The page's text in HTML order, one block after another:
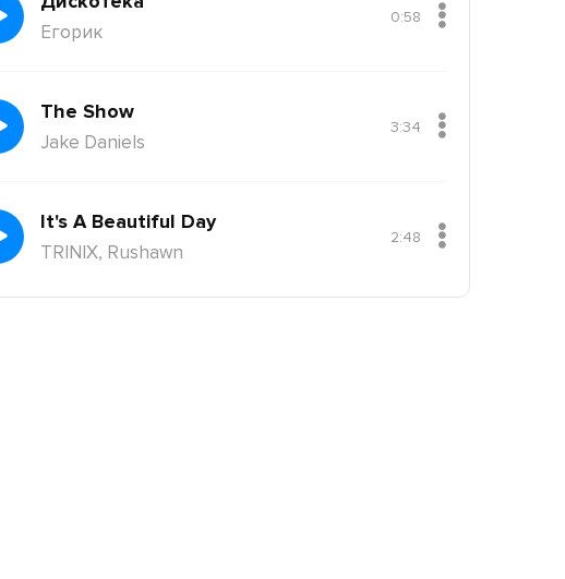
Егорик
0:58
The Show
Jake Daniels
3:34
It's A Beautiful Day
TRINIX, Rushawn
2:48